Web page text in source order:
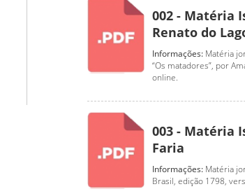
002 - Matéria
Renato do
Informações: Matéria
“Os matadores”, por
online.
003 - Matéria
Faria
Informações: Matéria
Brasil, edição 1798,